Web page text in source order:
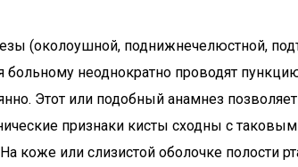
(околоушной, поднижнечелюстной,
неоднократно проводят
Этот или подобный анамнез
признаки кисты сходны с
коже или слизистой оболочке